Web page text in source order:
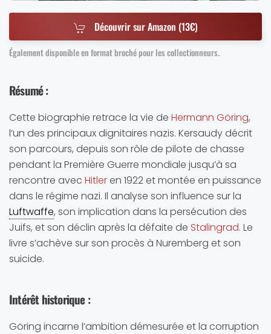
Découvrir sur Amazon (13€)
Également disponible enformat brochépour les collectionneurs.
Résumé:
Cette biographie retrace la vie de Hermann Göring,
l’un des principaux dignitaires nazis. Kersaudy décrit
son parcours, depuis son rôle de pilote de chasse
pendant la Première Guerre mondiale jusqu’à sa
rencontre avec Hitleren 1922 et montée en puissance
dans le régime nazi. Il analyse son influence sur la
Luftwaffe, son implication dans la persécution des
Juifs, et son déclin après la défaite de Stalingrad. Le
livre s’achève sur son procès à Nuremberg et son
suicide.
Intérêt historique:
Göring incarne l’ambition démesurée et la corruption